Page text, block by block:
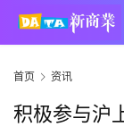
首页 资讯
积极参与沪